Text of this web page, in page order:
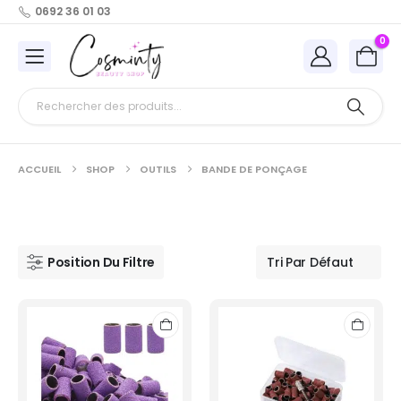
0692 36 01 03
0
ACCUEIL SHOP OUTILS BANDE DE PONÇAGE
Position Du Filtre